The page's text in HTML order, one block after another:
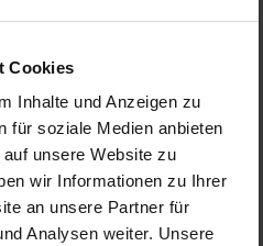
Cookies
Inhalte und Anzeigen zu
für soziale Medien anbieten
unsere Website zu
wir Informationen zu Ihrer
an unsere Partner für
Analysen weiter. Unsere
und zugleich kraftvolle
Proportion und Stimmung